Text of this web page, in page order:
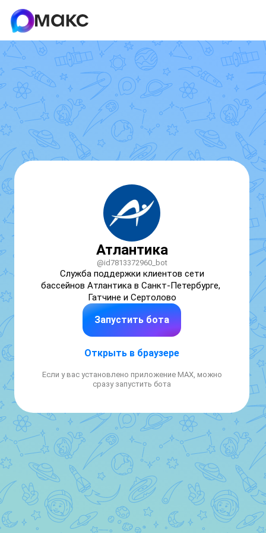
Атлантика
@id7813372960_bot
Служба поддержки клиентов сети
бассейнов Атлантика в Санкт-Петербурге,
Гатчине и Сертолово
Запустить бота
Открыть в браузере
Если у вас установлено приложение MAX, можно
сразу запустить бота